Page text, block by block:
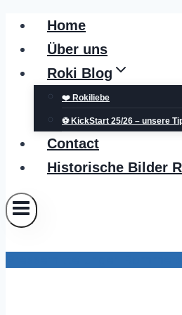
Zum
Inhalt
springen
Home
Über uns
Roki Blog
❤️ Rokiliebe
⚽ KickStart 25/26 – unsere
Contact
Historische Bilder